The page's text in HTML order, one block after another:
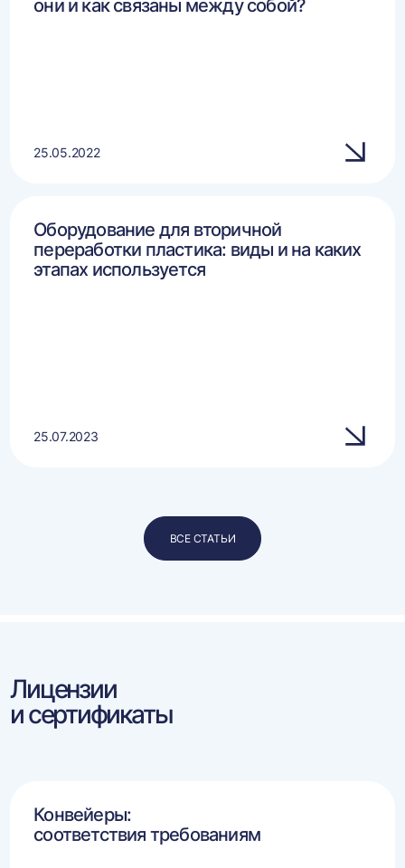
они и как связаны между собой?
25.05.2022
Оборудование для вторичной
переработки пластика: виды и на каких
этапах используется
25.07.2023
ВСЕ СТАТЬИ
Лицензии
и сертификаты
Конвейеры:
соответствия требованиям